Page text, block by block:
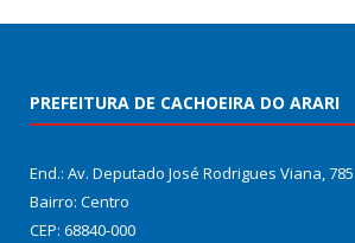
PREFEITURA DE CACHOEIRA DO ARARI
End.: Av. Deputado José Rodrigues Viana, 785
Bairro: Centro
CEP: 68840-000